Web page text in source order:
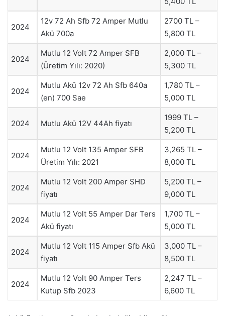
2024
12v 72 Ah Sfb 72 Amper Mutlu
Akü 700a
2700 TL –
5,800 TL
2024
Mutlu 12 Volt 72 Amper SFB
(Üretim Yılı: 2020)
2,000 TL –
5,300 TL
2024
Mutlu Akü 12v 72 Ah Sfb 640a
(en) 700 Sae
1,780 TL –
5,000 TL
2024 Mutlu Akü 12V 44Ah fiyatı
1999 TL –
5,200 TL
2024
Mutlu 12 Volt 135 Amper SFB
Üretim Yılı: 2021
3,265 TL –
8,000 TL
2024
Mutlu 12 Volt 200 Amper SHD
fiyatı
5,200 TL –
9,000 TL
2024
Mutlu 12 Volt 55 Amper Dar Ters
Akü fiyatı
1,700 TL –
5,000 TL
2024
Mutlu 12 Volt 115 Amper Sfb Akü
fiyatı
3,000 TL –
8,500 TL
2024
Mutlu 12 Volt 90 Amper Ters
Kutup Sfb 2023
2,247 TL –
6,600 TL